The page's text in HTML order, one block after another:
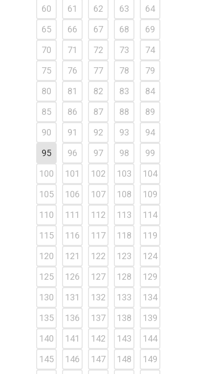
60
61 62 63
64
65
66 67 68
69
70
71 72 73
74
75
76 77 78
79
80
81 82 83
84
85
86 87 88
89
90
91 92 93
94
95
96 97 98
99
100
101 102 103
104
105
106 107 108
109
110
111 112 113
114
115
116 117 118
119
120
121 122 123
124
125
126 127 128
129
130
131 132 133
134
135
136 137 138
139
140
141 142 143
144
145
146 147 148
149